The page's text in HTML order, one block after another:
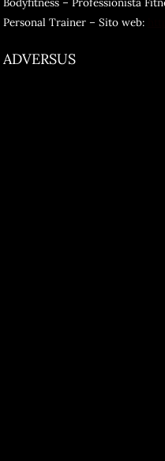
Personal Trainer – Sito web:
ADVERSUS